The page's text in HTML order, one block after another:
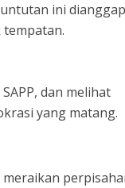
ini
dan melihat
yang matang.